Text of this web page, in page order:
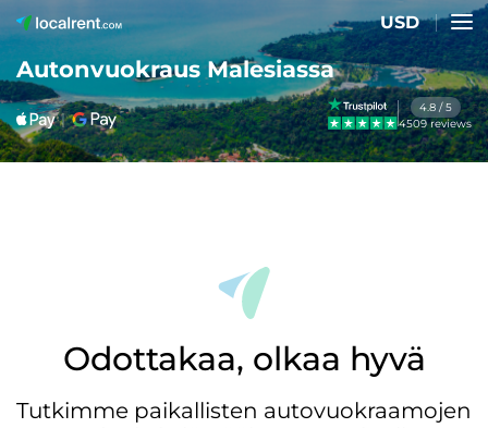
USD
Autonvuokraus Malesiassa
4.8 / 5
4509 reviews
Odottakaa, olkaa hyvä
Tutkimme paikallisten autovuokraamojen